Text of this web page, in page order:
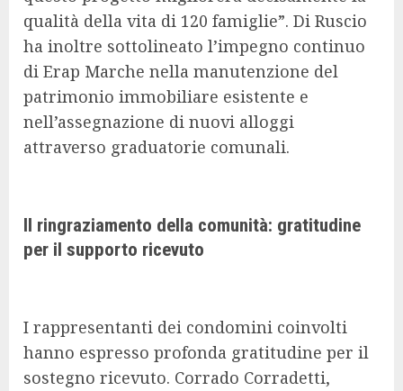
qualità della vita di 120 famiglie”. Di Ruscio
ha inoltre sottolineato l’impegno continuo
di Erap Marche nella manutenzione del
patrimonio immobiliare esistente e
nell’assegnazione di nuovi alloggi
attraverso graduatorie comunali.
Il ringraziamento della comunità: gratitudine
per il supporto ricevuto
I rappresentanti dei condomini coinvolti
hanno espresso profonda gratitudine per il
sostegno ricevuto. Corrado Corradetti,